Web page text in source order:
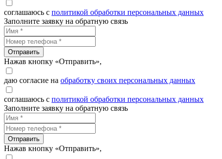
соглашаюсь с политикой обработки персональных данных
Заполните заявку на обратную связь
Отправить
Нажав кнопку «Отправить»,
даю согласие на обработку своих персональных данных
соглашаюсь с политикой обработки персональных данных
Заполните заявку на обратную связь
Отправить
Нажав кнопку «Отправить»,